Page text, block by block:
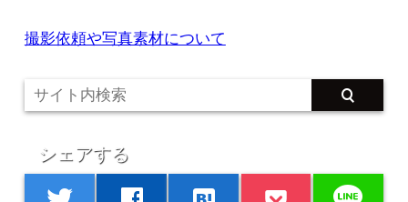
撮影依頼や写真素材について
シェアする